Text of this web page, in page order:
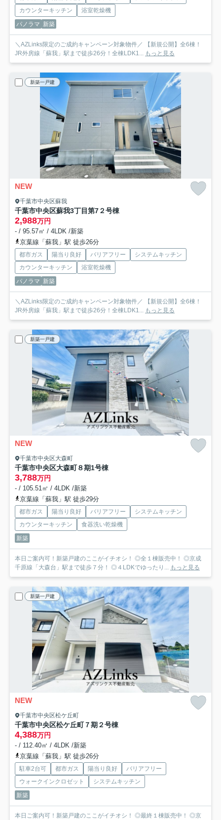
カウンターキッチン
浴室乾燥機
パノラマ 新築
＼AZLinks限定のご成約キャンペーン対象物件／ 【新規公開】全6棟！
JR外房線「蘇我」駅まで徒歩26分！全棟LDK1... もっと見る
新築一戸建
NEW
千葉市中央区蘇我
千葉市中央区蘇我3丁目第7２号棟
2,988万円
- / 95.57㎡ / 4LDK /新築
京葉線「蘇我」駅 徒歩26分
都市ガス 陽当り良好 バリアフリー
システムキッチン
カウンターキッチン
浴室乾燥機
パノラマ 新築
＼AZLinks限定のご成約キャンペーン対象物件／ 【新規公開】全6棟！
JR外房線「蘇我」駅まで徒歩26分！全棟LDK1... もっと見る
新築一戸建
NEW
千葉市中央区大森町
千葉市中央区大森町８期1号棟
3,788万円
- / 105.51㎡ / 4LDK /新築
京葉線「蘇我」駅 徒歩29分
都市ガス 陽当り良好 バリアフリー
システムキッチン
カウンターキッチン
食器洗い乾燥機
新築
本日ご案内可！新築戸建のここがイチオシ！ ◎全１棟販売中！ ◎京成
千原線「大森台」駅まで徒歩７分！ ◎４LDKでゆったり... もっと見る
新築一戸建
NEW
千葉市中央区松ケ丘町
千葉市中央区松ケ丘町７期 ２号棟
4,388万円
- / 112.40㎡ / 4LDK /新築
京葉線「蘇我」駅 徒歩26分
駐車2台可 都市ガス 陽当り良好
バリアフリー
ウォークインクロゼット
システムキッチン
新築
本日ご案内可！新築戸建のここがイチオシ！ ◎最終１棟販売中！ ◎京